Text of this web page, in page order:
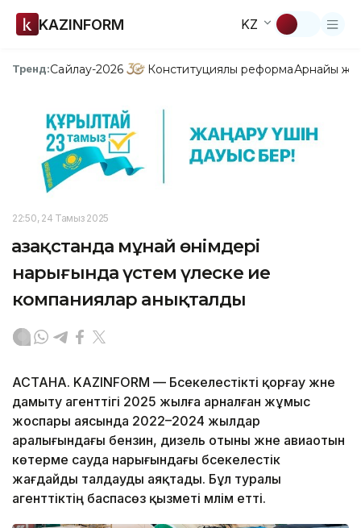
KAZINFORM KZ
Тренд:Сайлау-2026 Конституциялық реформаАрнайы
22:50, 24 Тамыз 2025
Қазақстанда мұнай өнімдері
нарығында үстем үлеске ие
компаниялар анықталды
АСТАНА. KAZINFORM — Бәсекелестікті қорғау және
дамыту агенттігі 2025 жылға арналған жұмыс
жоспары аясында 2022–2024 жылдар
аралығындағы бензин, дизель отыны және авиаотын
көтерме сауда нарығындағы бәсекелестік
жағдайды талдауды аяқтады. Бұл туралы
агенттіктің баспасөз қызметі мәлім етті.